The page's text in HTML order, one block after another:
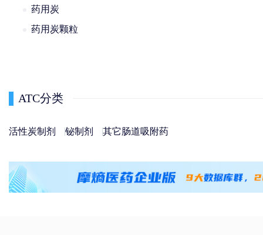
药用炭
药用炭颗粒
ATC分类
活性炭制剂 铋制剂 其它肠道吸附药